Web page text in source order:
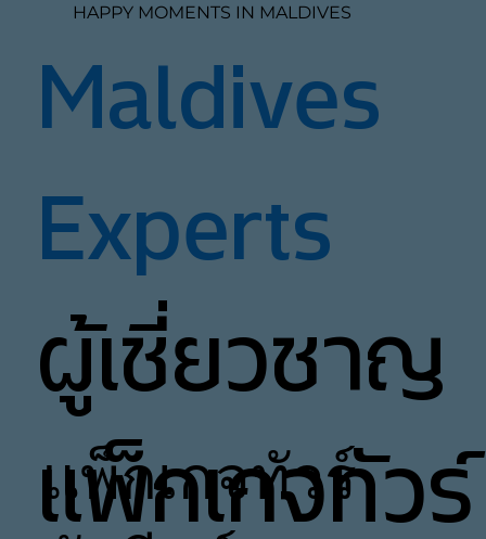
HAPPY MOMENTS IN MALDIVES
Maldives
Experts
ผู้เชี่ยวชาญ
แพ็กเกจทัวร์
แพ็กเกจทัวร์